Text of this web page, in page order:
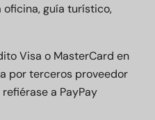
guía turístico,
Visa o MasterCard en
por terceros proveedor
a PayPay